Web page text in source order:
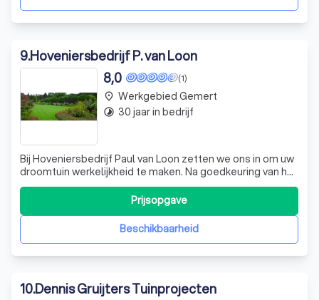
9.Hoveniersbedrijf P. van Loon
(1)
8,0
Bij Hoveniersbedrijf Paul van Loon zetten we ons in om uw
droomtuin werkelijkheid te maken. Na goedkeuring van het
ontwerp gaan we direct aan de slag met de aanleg van uw
totale tuin. Wij gebruiken uitsluitend materialen en
beplanting van eerste klas kwaliteit, zodat u verzekerd
bent van een prachti
Beschikbaarheid
Prijsopgave
place Werkgebied Gemert
timelapse 30 jaar in bedrijf
10.Dennis Gruijters Tuinprojecten